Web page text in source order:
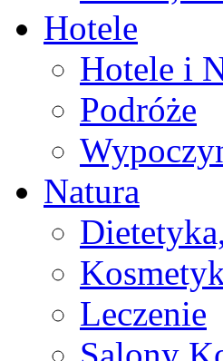
Hotele
Hotele i
Podróże
Natura
Leczenie